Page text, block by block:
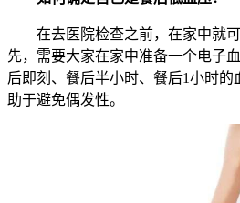
在去医院检查之前，在家中就
先，需要大家在家中准备一个电子
后即刻、餐后半小时、餐后1小时的
助于避免偶发性。